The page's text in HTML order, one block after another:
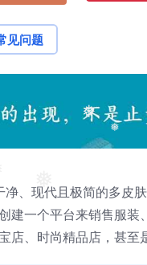
❅
❅
见问题
、现代且极简的多皮
建一个平台来销售服
店、时尚精品店，甚至